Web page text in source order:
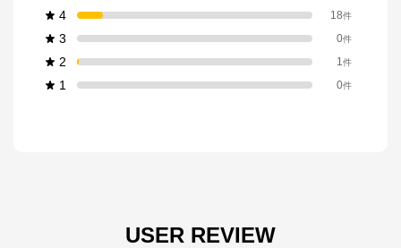
4 18件
3 0件
2 1件
1 0件
USER REVIEW